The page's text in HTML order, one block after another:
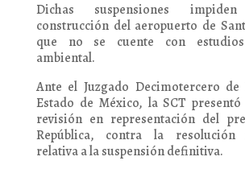
Dichas suspensiones
construcción del aeropuerto de
que no se cuente con
ambiental.
Ante el Juzgado Decimotercero
Estado de México, la SCT
revisión en representación del
República, contra la resolución
relativa a la suspensión definitiva.